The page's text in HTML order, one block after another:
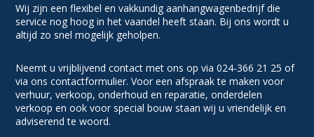
Wij zijn een flexibel en vakkundig aanhangwagenbedrijf die
service nog hoog in het vaandel heeft staan. Bij ons wordt u
altijd zo snel mogelijk geholpen.
Neemt u vrijblijvend contact met ons op via 024-366 21 25 of
via ons contactformulier. Voor een afspraak te maken voor
verhuur, verkoop, onderhoud en reparatie, onderdelen
verkoop en ook voor special bouw staan wij u vriendelijk en
adviserend te woord.